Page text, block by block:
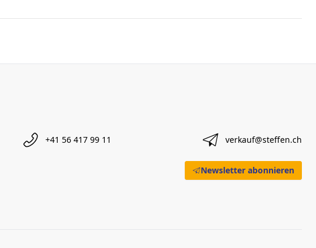
+41 56 417 99 11 verkauf@steffen.ch
Newsletter abonnieren